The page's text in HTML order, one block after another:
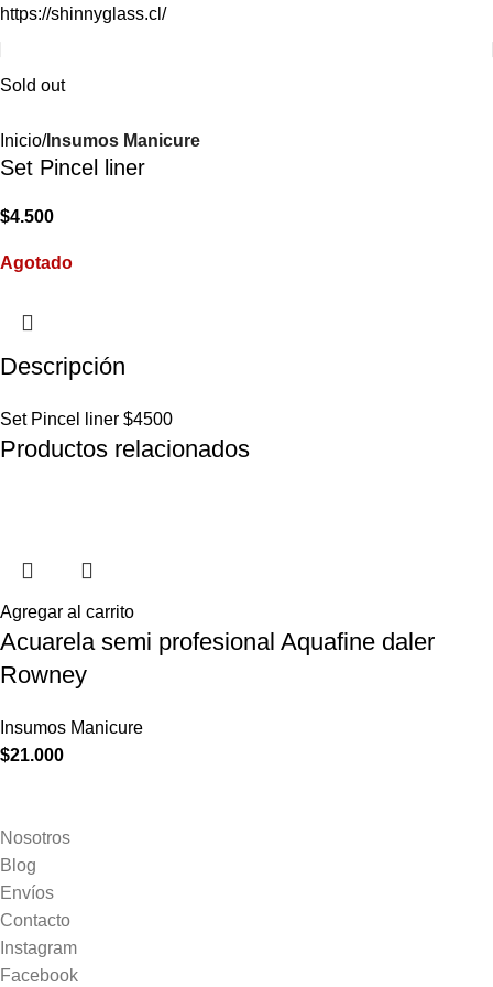
https://shinnyglass.cl/
Sold out
Inicio Insumos Manicure
Set Pincel liner
$4.500
Agotado
Descripción
Set Pincel liner $4500
Productos relacionados
Agregar al carrito
Acuarela semi profesional Aquafine daler
Rowney
Insumos Manicure
$21.000
Nosotros
Blog
Envíos
Contacto
Instagram
Facebook